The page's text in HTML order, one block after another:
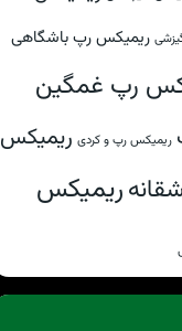
ریمیکس رپ باشگاهی
رپ غمگین
ریمیکس رپ و کردی ریمیکس
ریمیکس